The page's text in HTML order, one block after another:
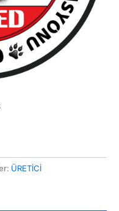
ÜRETİCİ